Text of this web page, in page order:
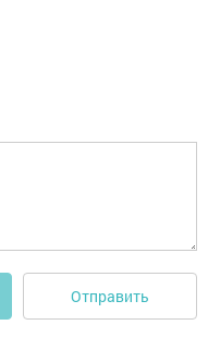
Отправить